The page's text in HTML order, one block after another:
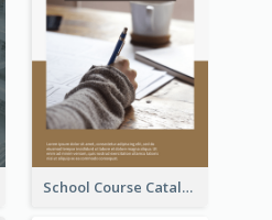
School Course Catalog